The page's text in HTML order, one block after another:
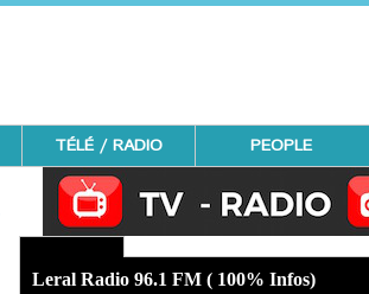
TÉLÉ / RADIO PEOPLE
Leral Radio 96.1 FM ( 100% Infos)